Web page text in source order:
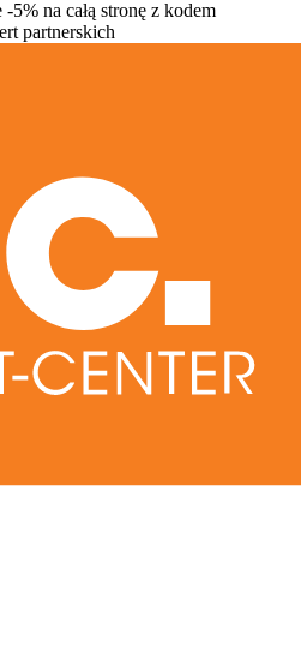
na całą stronę z kodem
partnerskich